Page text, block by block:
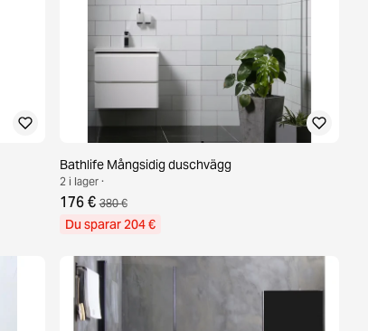
Bathlife Mångsidig duschvägg
2 i lager ·
176 € 380 €
Du sparar 204 €